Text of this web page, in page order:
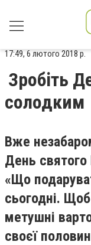
17:49, 6 лютого 2018 р.
Зробіть
солодким
Вже
День
«Що
сьогодні.
метушні
своєї